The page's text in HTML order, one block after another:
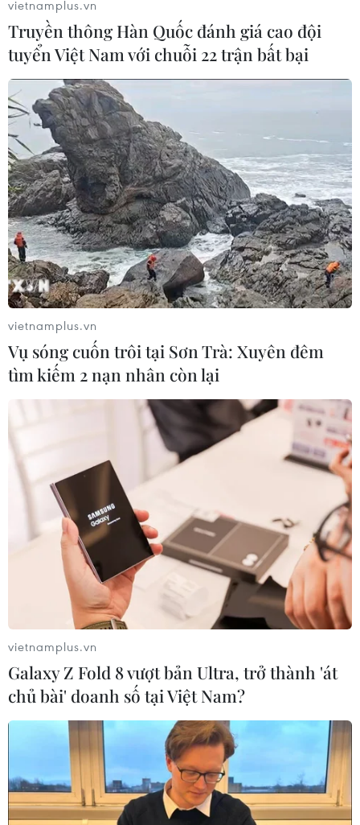
Người dân tập trung lấy
mẫu xét nghiệm tại khu
vực nhà văn hóa phường
Yên Hòa (Cầu Giấy).
(Ảnh: Huy Hùng/TTXVN)
(TTXVN/Vietnam+)
#Vắcxin #COVID-19
#AstraZeneca
#đối tượng ưu tiên
Theo dõi VietnamPlus
TIN LIÊN QUAN
vietnamplus.vn
Truyền thông Hàn Quốc đánh giá cao đội
tuyển Việt Nam với chuỗi 22 trận bất bại
vietnamplus.vn
Vụ sóng cuốn trôi tại Sơn Trà: Xuyên đêm
tìm kiếm 2 nạn nhân còn lại
vietnamplus.vn
Galaxy Z Fold 8 vượt bản Ultra, trở thành 'át
chủ bài' doanh số tại Việt Nam?